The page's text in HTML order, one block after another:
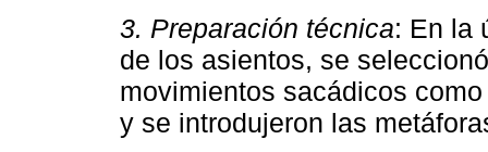
3. Preparación técnica: En la
de los asientos, se
movimientos sacádicos
y se introdujeron las